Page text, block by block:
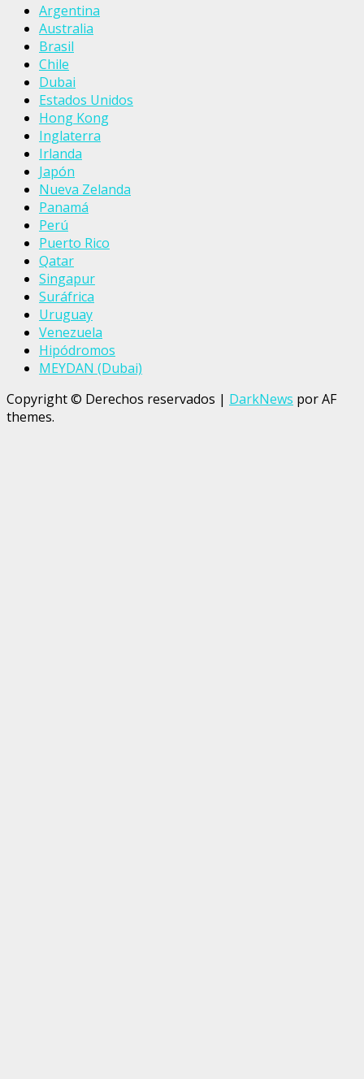
Argentina
Australia
Brasil
Chile
Dubai
Estados Unidos
Hong Kong
Inglaterra
Irlanda
Japón
Nueva Zelanda
Panamá
Perú
Puerto Rico
Qatar
Singapur
Suráfrica
Uruguay
Venezuela
Hipódromos
MEYDAN (Dubai)
Copyright © Derechos reservados | DarkNews por AF
themes.